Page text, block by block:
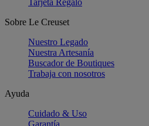
Sobre Le Creuset
Nuestro Legado
Nuestra Artesanía
Buscador de Boutiques
Trabaja con nosotros
Ayuda
Cuidado & Uso
Garantía